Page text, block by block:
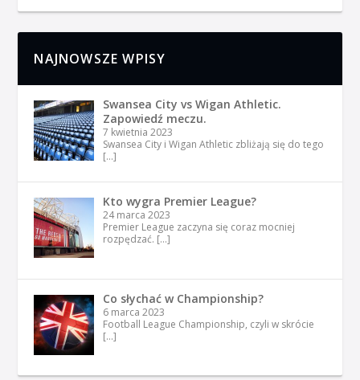
NAJNOWSZE WPISY
Swansea City vs Wigan Athletic.
Zapowiedź meczu.
7 kwietnia 2023
Swansea City i Wigan Athletic zbliżają się do tego
[…]
Kto wygra Premier League?
24 marca 2023
Premier League zaczyna się coraz mocniej
rozpędzać. […]
Co słychać w Championship?
6 marca 2023
Football League Championship, czyli w skrócie
[…]